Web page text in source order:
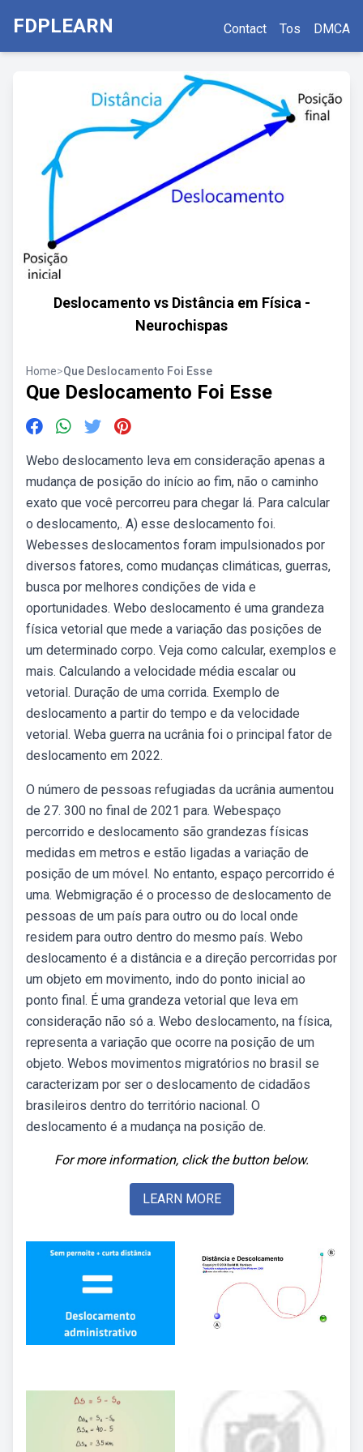
FDPLEARN Contact Tos DMCA
Deslocamento vs Distância em Física -
Neurochispas
Home>Que Deslocamento Foi Esse
Que Deslocamento Foi Esse
Webo deslocamento leva em consideração apenas a
mudança de posição do início ao fim, não o caminho
exato que você percorreu para chegar lá. Para calcular
o deslocamento,. A) esse deslocamento foi.
Webesses deslocamentos foram impulsionados por
diversos fatores, como mudanças climáticas, guerras,
busca por melhores condições de vida e
oportunidades. Webo deslocamento é uma grandeza
física vetorial que mede a variação das posições de
um determinado corpo. Veja como calcular, exemplos e
mais. Calculando a velocidade média escalar ou
vetorial. Duração de uma corrida. Exemplo de
deslocamento a partir do tempo e da velocidade
vetorial. Weba guerra na ucrânia foi o principal fator de
deslocamento em 2022.
O número de pessoas refugiadas da ucrânia aumentou
de 27. 300 no final de 2021 para. Webespaço
percorrido e deslocamento são grandezas físicas
medidas em metros e estão ligadas a variação de
posição de um móvel. No entanto, espaço percorrido é
uma. Webmigração é o processo de deslocamento de
pessoas de um país para outro ou do local onde
residem para outro dentro do mesmo país. Webo
deslocamento é a distância e a direção percorridas por
um objeto em movimento, indo do ponto inicial ao
ponto final. É uma grandeza vetorial que leva em
consideração não só a. Webo deslocamento, na física,
representa a variação que ocorre na posição de um
objeto. Webos movimentos migratórios no brasil se
caracterizam por ser o deslocamento de cidadãos
brasileiros dentro do território nacional. O
deslocamento é a mudança na posição de.
For more information, click the button below.
LEARN MORE